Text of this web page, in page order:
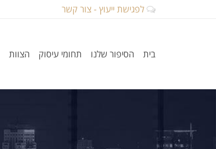
לפגישת ייעוץ - צור קשר
בית הסיפור שלנו תחומי עיסוק הצוות